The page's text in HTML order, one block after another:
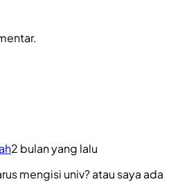
2 bulan yang lalu
mengisi univ? atau saya ada